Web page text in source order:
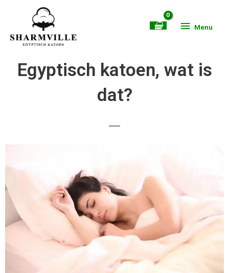
inhoud
Menu
Egyptisch katoen, wat is
dat?